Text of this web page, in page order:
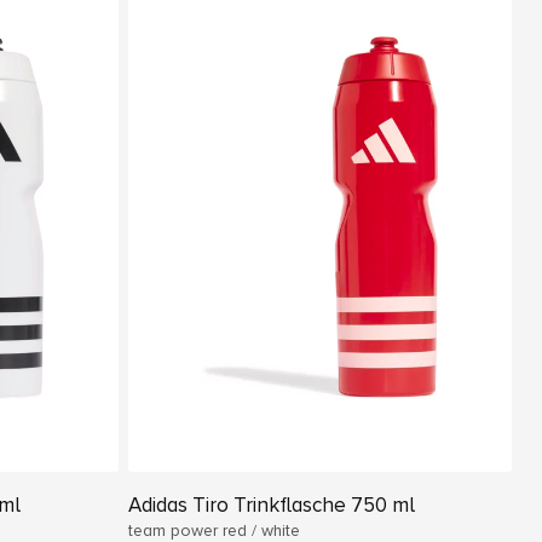
Adidas Tiro Trinkflasche 750 ml
team power red / white